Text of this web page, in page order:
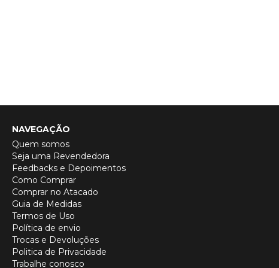
NAVEGAÇÃO
Quem somos
Seja uma Revendedora
Feedbacks e Depoimentos
Como Comprar
Comprar no Atacado
Guia de Medidas
Termos de Uso
Política de envio
Trocas e Devoluções
Politica de Privacidade
Trabalhe conosco